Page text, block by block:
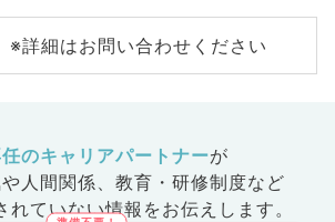
※詳細はお問い合わせください
のキャリアパートナーが
人間関係、 教育・研修制度など
れていない情報をお伝えします。